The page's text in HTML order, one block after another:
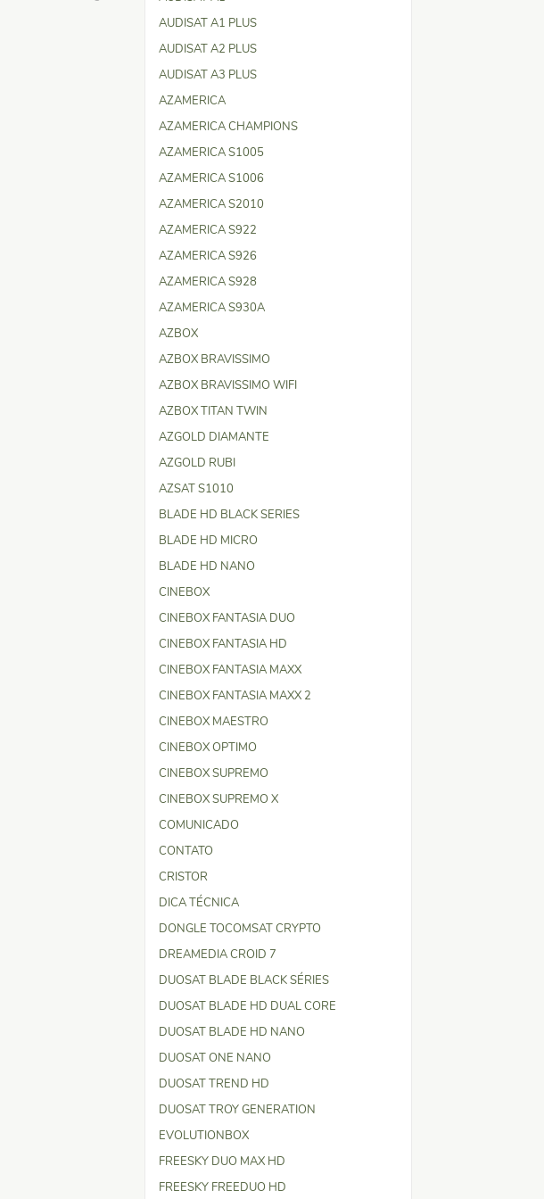
AUDISAT A1 PLUS
AUDISAT A2 PLUS
AUDISAT A3 PLUS
AZAMERICA
AZAMERICA CHAMPIONS
AZAMERICA S1005
AZAMERICA S1006
AZAMERICA S2010
AZAMERICA S922
AZAMERICA S926
AZAMERICA S928
AZAMERICA S930A
AZBOX
AZBOX BRAVISSIMO
AZBOX BRAVISSIMO WIFI
AZBOX TITAN TWIN
AZGOLD DIAMANTE
AZGOLD RUBI
AZSAT S1010
BLADE HD BLACK SERIES
BLADE HD MICRO
BLADE HD NANO
CINEBOX
CINEBOX FANTASIA DUO
CINEBOX FANTASIA HD
CINEBOX FANTASIA MAXX
CINEBOX FANTASIA MAXX 2
CINEBOX MAESTRO
CINEBOX OPTIMO
CINEBOX SUPREMO
CINEBOX SUPREMO X
COMUNICADO
CONTATO
CRISTOR
DICA TÉCNICA
DONGLE TOCOMSAT CRYPTO
DREAMEDIA CROID 7
DUOSAT BLADE BLACK SÉRIES
DUOSAT BLADE HD DUAL CORE
DUOSAT BLADE HD NANO
DUOSAT ONE NANO
DUOSAT TREND HD
DUOSAT TROY GENERATION
EVOLUTIONBOX
FREESKY DUO MAX HD
FREESKY FREEDUO HD